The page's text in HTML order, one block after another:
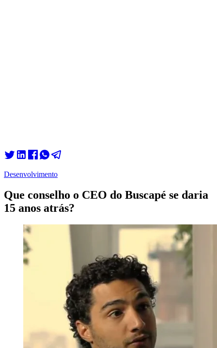
Desenvolvimento
Que conselho o CEO do Buscapé se daria
15 anos atrás?